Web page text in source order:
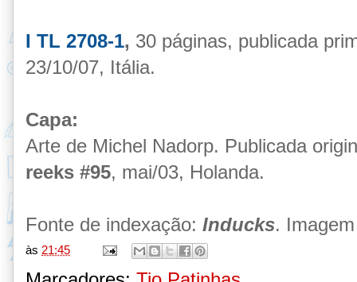
I TL 2708-1, 30 páginas, publicada
23/10/07, Itália.
Capa:
Arte de Michel Nadorp. Publicada
reeks #95, mai/03, Holanda.
Fonte de indexação: Inducks.
às 21:45